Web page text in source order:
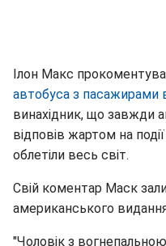
Ілон Макс
автобуса з пасажирами
винахідник, що завжди
відповів жартом на
облетіли весь світ.
Свій коментар Маск
американського
"Чоловік з